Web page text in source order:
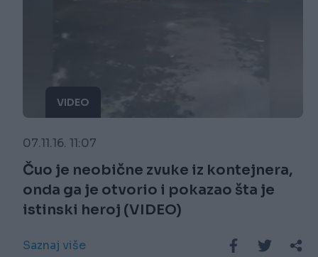
VIDEO
07.11.16. 11:07
Čuo je neobične zvuke iz kontejnera,
onda ga je otvorio i pokazao šta je
istinski heroj (VIDEO)
Saznaj više